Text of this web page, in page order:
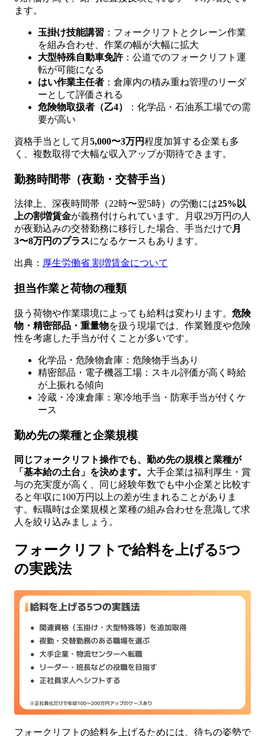
ます。
玉掛け技能講習 ：フォークリフトとクレーン作業
を組み合わせ、作業の幅が大幅に拡大
大型特殊自動車免許：公道でのフォークリフト運
転が可能になる
はい作業主任者 ：倉庫内の積み重ね管理のリーダ
ーとして評価される
危険物取扱者（乙4）
：化学品・石油系工場での需
要が高い
資格手当として月 5,000〜3万円程度加算する企業も多
く、複数取得で大幅な収入アップが期待できます。
勤務時間帯（夜勤・交替手当）
法律上、深夜時間帯（22時〜翌5時）の労働には25%以
上の割増賃金が義務付けられています。月収29万円の人
が夜勤込みの交替勤務に移行した場合、手当だけで月
3〜8万円のプラスになるケースもあります。
出典： 厚生労働省 割増賃金について
担当作業と荷物の種類
扱う荷物や作業環境によっても給料は変わります。 危険
物・精密部品・重量物を扱う現場では、作業難度や危険
性を考慮した手当が付くことが多いです。
化学品・危険物倉庫：危険物手当あり
精密部品・電子機器工場：スキル評価が高く時給
が上振れる傾向
冷蔵・冷凍倉庫：寒冷地手当・防寒手当が付くケ
ース
勤め先の業種と企業規模
同じフォークリフト操作でも、勤め先の規模と業種が
「基本給の土台」を決めます。 大手企業は福利厚生・賞
与の充実度が高く、同じ経験年数でも中小企業と比較す
ると年収に100万円以上の差が生まれることがありま
す。転職時は企業規模と業種の組み合わせを意識して求
人を絞り込みましょう。
フォークリフトで給料を上げる5つ
の実践法
フォークリフトの給料を上げるためには、待ちの姿勢で